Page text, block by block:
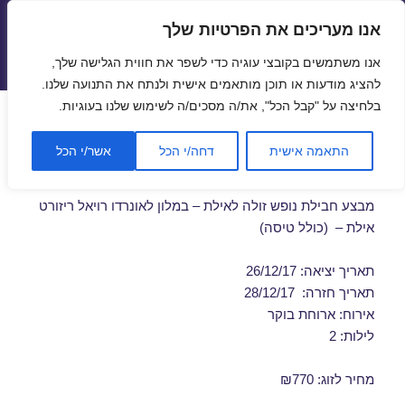
אנו מעריכים את הפרטיות שלך
אנו משתמשים בקובצי עוגיה כדי לשפר את חווית הגלישה שלך,
להציג מודעות או תוכן מותאמים אישית ולנתח את התנועה שלנו.
בלחיצה על "קבל הכל", את/ה מסכים/ה לשימוש שלנו בעוגיות.
התאמה אישית דחה/י הכל אשר/י הכל
תפריטים
ווידג'טים
חבילות נופש לאילת בדצמבר
26/12/2017
מבצע חבילת נופש זולה לאילת – במלון לאונרדו רויאל ריזורט
אילת – (כולל טיסה)
תאריך יציאה: 26/12/17
תאריך חזרה: 28/12/17
אירוח: ארוחת בוקר
לילות: 2
מחיר לזוג: ₪770